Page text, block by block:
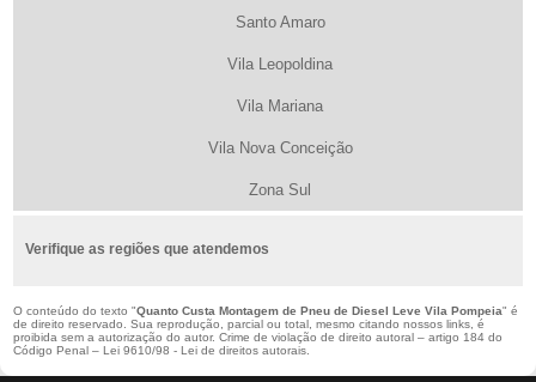
Santo Amaro
Vila Leopoldina
Vila Mariana
Vila Nova Conceição
Zona Sul
Verifique as regiões que atendemos
O conteúdo do texto "Quanto Custa Montagem de Pneu de Diesel Leve Vila Pompeia" é
de direito reservado. Sua reprodução, parcial ou total, mesmo citando nossos links, é
proibida sem a autorização do autor. Crime de violação de direito autoral – artigo 184 do
Código Penal –Lei 9610/98 - Lei de direitos autorais